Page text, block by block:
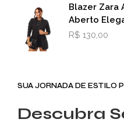
Blazer Zara
Aberto
R$ 130,00
SUA JORNADA DE ESTILO
Descubra